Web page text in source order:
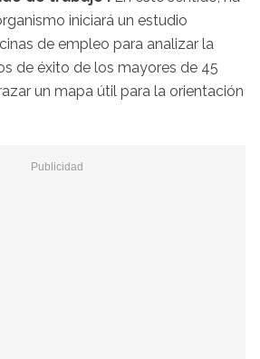
iniciará un estudio
de empleo para analizar la
de éxito de los mayores de 45
un mapa útil para la orientación